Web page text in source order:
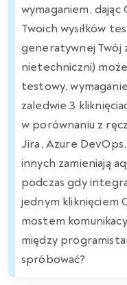
wymaganiem,
Twoich wysiłków
generatywnej Twój
nietechniczni)
testowy,
zaledwie 3
w porównaniu z
Jira, Azure
innych zamieniają
podczas gdy
jednym kliknięciem
mostem
między
spróbować?